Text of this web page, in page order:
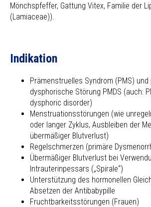
Mönchspfeffer, Gattung Vitex, Familie der
(Lamiaceae)).
Indikation
Prämenstruelles Syndrom (PMS)
dysphorische Störung PMDS (auch:
dysphoric disorder)
Menstruationsstörungen (wie
oder langer Zyklus, Ausbleiben der
übermäßiger Blutverlust)
Regelschmerzen (primäre
Übermäßiger Blutverlust bei
Intrauterinpessars („Spirale“)
Unterstützung des hormonellen
Absetzen der Antibabypille
Fruchtbarkeitsstörungen (Frauen)